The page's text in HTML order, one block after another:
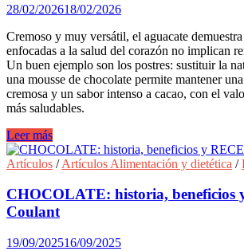
28/02/202618/02/2026
Cremoso y muy versátil, el aguacate
enfocadas a la salud del corazón no implican
Un buen ejemplo son los postres: sustituir la
una mousse de chocolate permite mantener
cremosa y un sabor intenso a cacao, con el
más saludables.
Receta
de
postres
Mousse
de
chocolate.
Leer más
Artículos /Artículos Alimentación y dietética /
CHOCOLATE: historia, beneficios
Coulant
19/09/202516/09/2025